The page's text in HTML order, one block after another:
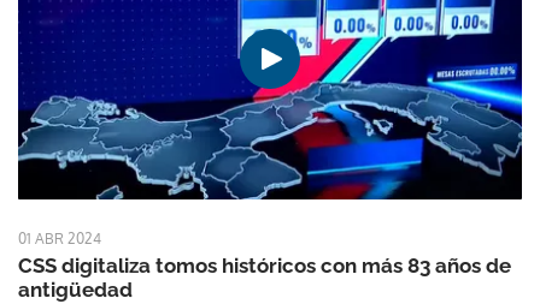
01 ABR 2024
CSS digitaliza tomos históricos con más 83 años de
antigüedad